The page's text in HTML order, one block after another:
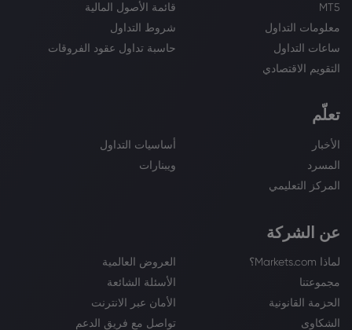
MT5
قائمة الأصول المالية
معلومات التداول
شروط التداول
ساعات التداول
حاسبة تداول عقود الفروقات
التقويم الاقتصادي
تعلّم
الأخبار
أساسيات التداول
المسرد
ويبنارات
المركز التعليمي
عن الشركة
لماذا Markets.com؟
العروض العالمية
مجموعتنا
الأسئلة الشائعة
الحزمة القانونية
الأمان عبر الانترنت
الشكاوى
تواصل مع فريق الدعم